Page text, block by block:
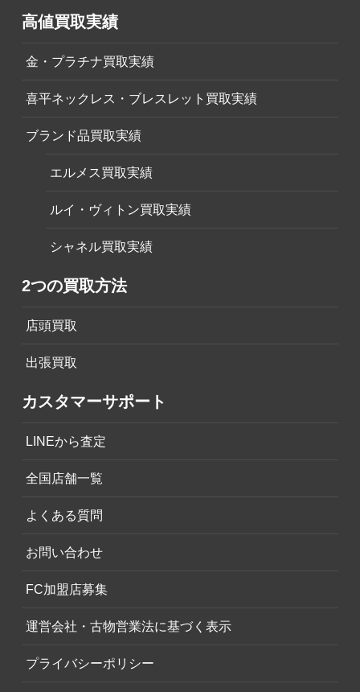
高値買取実績
金・プラチナ買取実績
喜平ネックレス・ブレスレット買取実績
ブランド品買取実績
エルメス買取実績
ルイ・ヴィトン買取実績
シャネル買取実績
2つの買取方法
店頭買取
出張買取
カスタマーサポート
LINEから査定
全国店舗一覧
よくある質問
お問い合わせ
FC加盟店募集
運営会社・古物営業法に基づく表示
プライバシーポリシー